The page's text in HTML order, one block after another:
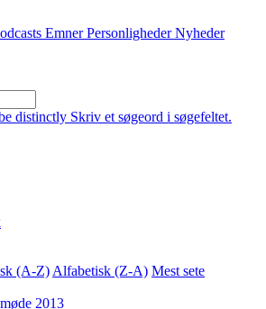
Emner Personligheder Nyheder
distinctly Skriv et søgeord i søgefeltet.
(A-Z) Alfabetisk (Z-A) Mest sete